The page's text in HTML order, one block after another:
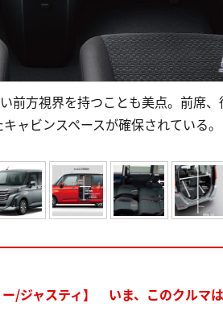
前方視界を持つことも美点。前席
ャビンスペースが確保されている。
ー/ジャスティ】 いま、このクル